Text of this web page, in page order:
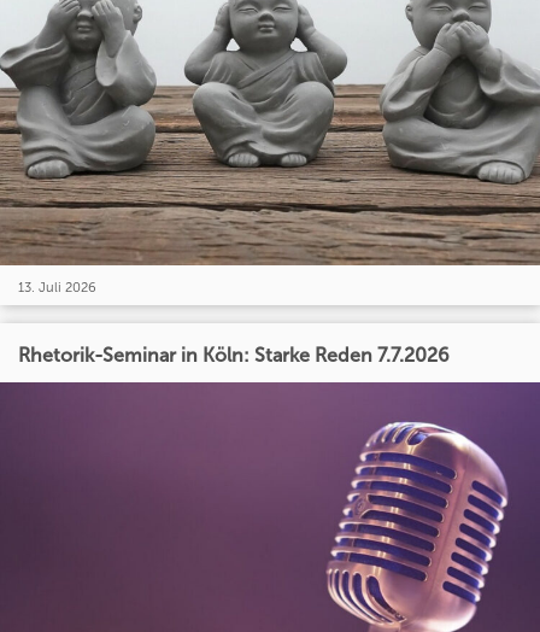
13. Juli 2026
Rhetorik-Seminar in Köln: Starke Reden 7.7.2026